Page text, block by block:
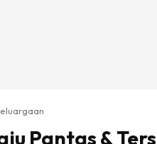
Pantas &